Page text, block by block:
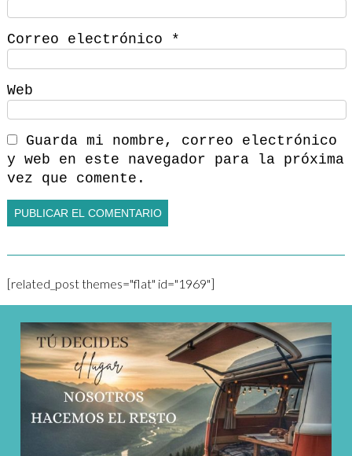
Correo electrónico *
Web
Guarda mi nombre, correo electrónico
y web en este navegador para la próxima
vez que comente.
[related_post themes="flat" id="1969"]